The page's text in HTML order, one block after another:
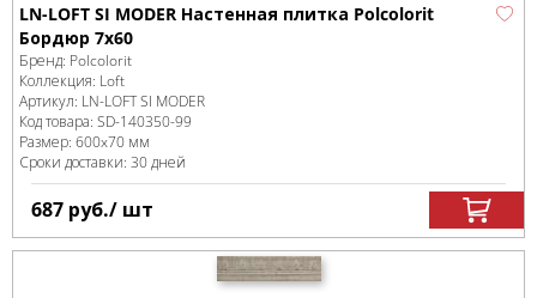
LN-LOFT SI MODER Настенная плитка Polcolorit
Бордюр 7x60
Бренд: Polcolorit
Коллекция: Loft
Артикул: LN-LOFT SI MODER
Код товара: SD-140350-99
Размер: 600x70 мм
Сроки доставки: 30 дней
687 руб./ шт